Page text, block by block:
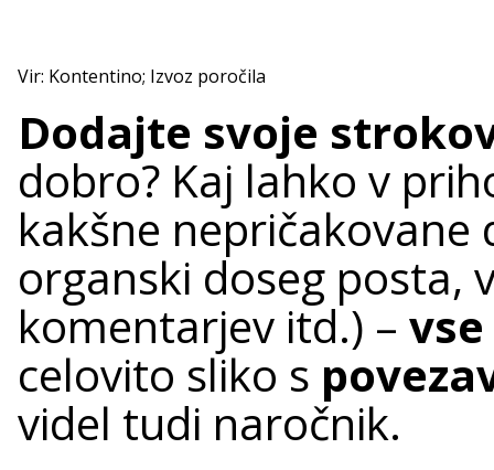
Vir: Kontentino; Izvoz poročila
Dodajte svoje
dobro? Kaj lahko v
kakšne
organski doseg posta,
komentarjev itd.) –
celovito sliko s
videl tudi naročnik.